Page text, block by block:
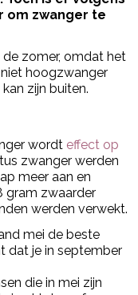
om zwanger te
de zomer, omdat het
hoogzwanger
zijn buiten.
wordt effect op
zwanger werden
meer aan en
gram zwaarder
werden verwekt.
mei de beste
dat je in september
die in mei zijn